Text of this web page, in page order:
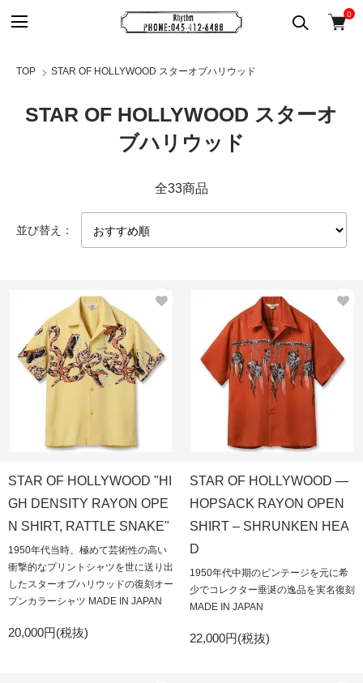
0
TOP STAR OF HOLLYWOOD スターオブハリウッド
STAR OF HOLLYWOOD スターオ
ブハリウッド
全33商品
並び替え：
STAR OF HOLLYWOOD "HI
GH DENSITY RAYON OPE
N SHIRT, RATTLE SNAKE"
1950年代当時、極めて芸術性の高い
衝撃的なプリントシャツを世に送り出
したスターオブハリウッドの復刻オー
プンカラーシャツ MADE IN JAPAN
20,000円(税抜)
STAR OF HOLLYWOOD —
HOPSACK RAYON OPEN
SHIRT – SHRUNKEN HEA
D
1950年代中期のビンテージを元に希
少でコレクター垂涎の逸品を実名復刻
MADE IN JAPAN
22,000円(税抜)